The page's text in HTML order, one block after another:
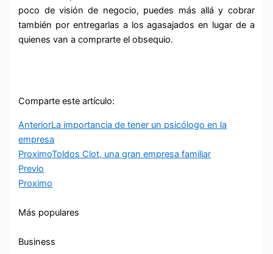
poco de visión de negocio, puedes más allá y cobrar
también por entregarlas a los agasajados en lugar de a
quienes van a comprarte el obsequio.
Comparte este artículo:
AnteriorLa importancia de tener un psicólogo en la
empresa
ProximoToldos Clot, una gran empresa familiar
Previo
Proximo
Más populares
Business